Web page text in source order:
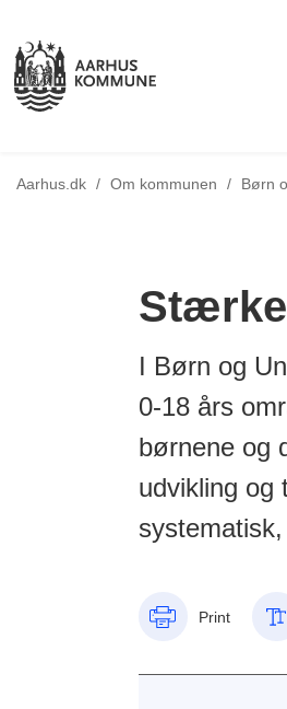
Aarhus.dk / Om kommunen / Børn
I Børn og
0-18 års
børnene og
udvikling og
Print